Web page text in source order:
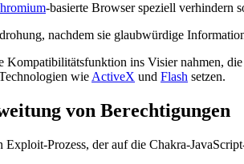
-basierte Browser speziell verhindern
nachdem sie glaubwürdige
Kompatibilitätsfunktion ins Visier nahmen,
wieActiveX und Flash setzen.
von Berechtigungen
Prozess, der auf die Chakra-